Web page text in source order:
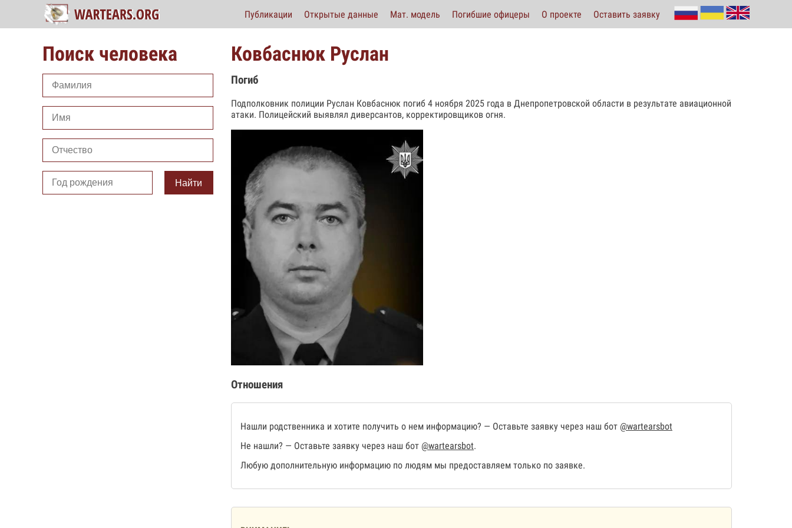
Публикации Открытые данные Мат. модель Погибшие офицеры О проекте Оставить заявку
Поиск человека
Найти
Ковбаснюк Руслан
Погиб
Подполковник полиции Руслан Ковбаснюк погиб 4 ноября 2025 года в Днепропетровской области в результате авиационной
атаки. Полицейский выявлял диверсантов, корректировщиков огня.
Отношения
Нашли родственника и хотите получить о нем информацию? — Оставьте заявку через наш бот @wartearsbot
Не нашли? — Оставьте заявку через наш бот @wartearsbot.
Любую дополнительную информацию по людям мы предоставляем только по заявке.